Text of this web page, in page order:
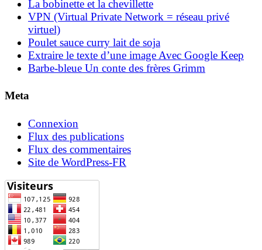
La bobinette et la chevillette
VPN (Virtual Private Network = réseau privé
virtuel)
Poulet sauce curry lait de soja
Extraire le texte d’une image Avec Google Keep
Barbe-bleue Un conte des frères Grimm
Meta
Connexion
Flux des publications
Flux des commentaires
Site de WordPress-FR